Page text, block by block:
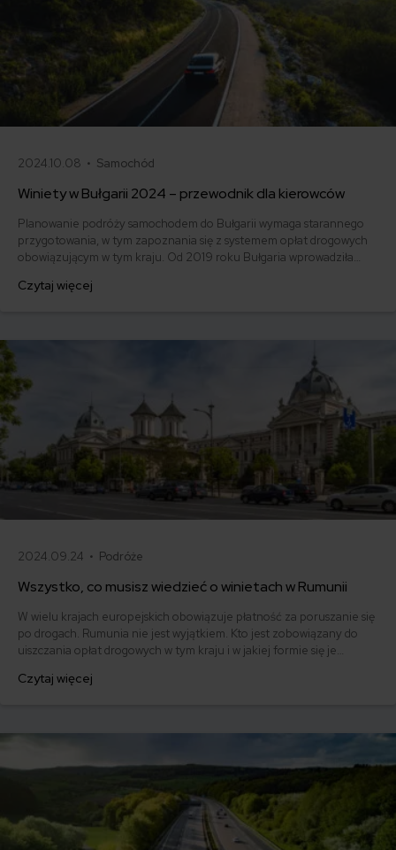
2024.10.08 • Samochód
Winiety w Bułgarii 2024 – przewodnik dla kierowców
Planowanie podróży samochodem do Bułgarii wymaga starannego
przygotowania, w tym zapoznania się z systemem opłat drogowych
obowiązującym w tym kraju. Od 2019 roku Bułgaria wprowadziła
zastępując tradycyjne naklejki elektronicznymi winietami.
Czytaj więcej
2024.09.24 • Podróże
Wszystko, co musisz wiedzieć o winietach w Rumunii
W wielu krajach europejskich obowiązuje płatność za poruszanie się
po drogach. Rumunia nie jest wyjątkiem. Kto jest zobowiązany do
uiszczania opłat drogowych w tym kraju i w jakiej formie się je
Rumunię, aby uniknąć kar.
Czytaj więcej